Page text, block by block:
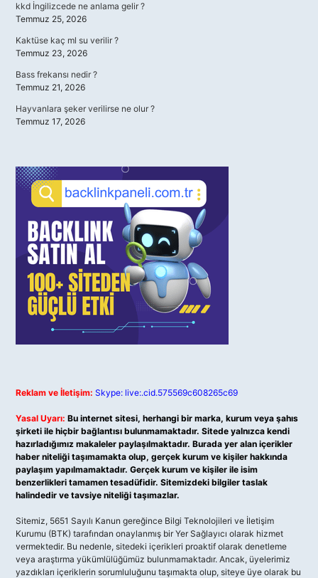
kkd İngilizcede ne anlama gelir ?
Temmuz 25, 2026
Kaktüse kaç ml su verilir ?
Temmuz 23, 2026
Bass frekansı nedir ?
Temmuz 21, 2026
Hayvanlara şeker verilirse ne olur ?
Temmuz 17, 2026
Reklam ve İletişim: Skype: live:.cid.575569c608265c69
Yasal Uyarı: Bu internet sitesi, herhangi bir marka, kurum veya şahıs
şirketi ile hiçbir bağlantısı bulunmamaktadır. Sitede yalnızca kendi
hazırladığımız makaleler paylaşılmaktadır. Burada yer alan içerikler
haber niteliği taşımamakta olup, gerçek kurum ve kişiler hakkında
paylaşım yapılmamaktadır. Gerçek kurum ve kişiler ile isim
benzerlikleri tamamen tesadüfidir. Sitemizdeki bilgiler taslak
halindedir ve tavsiye niteliği taşımazlar.
Sitemiz, 5651 Sayılı Kanun gereğince Bilgi Teknolojileri ve İletişim
Kurumu (BTK) tarafından onaylanmış bir Yer Sağlayıcı olarak hizmet
vermektedir. Bu nedenle, sitedeki içerikleri proaktif olarak denetleme
veya araştırma yükümlülüğümüz bulunmamaktadır. Ancak, üyelerimiz
yazdıkları içeriklerin sorumluluğunu taşımakta olup, siteye üye olarak bu